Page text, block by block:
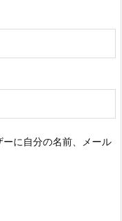
に自分の名前、メール